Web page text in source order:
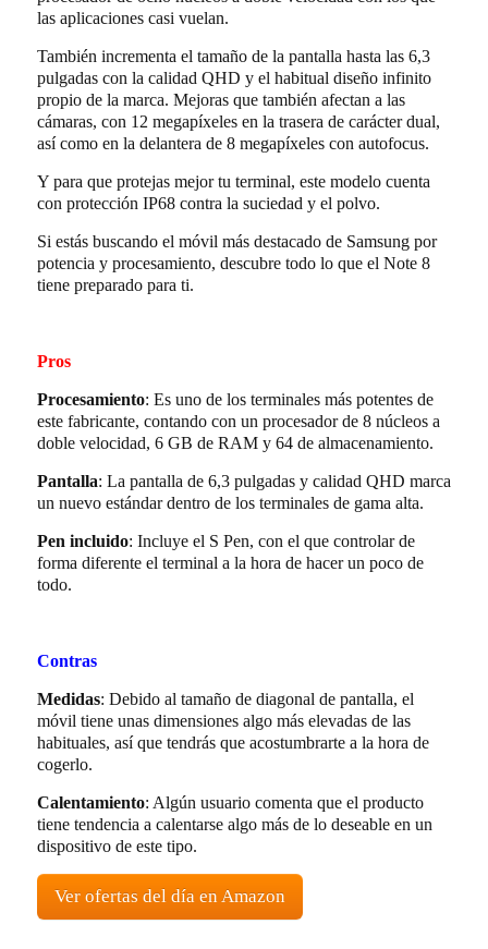
las aplicaciones casi vuelan.
También incrementa el tamaño de la pantalla hasta las 6,3
pulgadas con la calidad QHD y el habitual diseño infinito
propio de la marca. Mejoras que también afectan a las
cámaras, con 12 megapíxeles en la trasera de carácter dual,
así como en la delantera de 8 megapíxeles con autofocus.
Y para que protejas mejor tu terminal, este modelo cuenta
con protección IP68 contra la suciedad y el polvo.
Si estás buscando el móvil más destacado de Samsung por
potencia y procesamiento, descubre todo lo que el Note 8
tiene preparado para ti.
Pros
Procesamiento: Es uno de los terminales más potentes de
este fabricante, contando con un procesador de 8 núcleos a
doble velocidad, 6 GB de RAM y 64 de almacenamiento.
Pantalla: La pantalla de 6,3 pulgadas y calidad QHD marca
un nuevo estándar dentro de los terminales de gama alta.
Pen incluido: Incluye el S Pen, con el que controlar de
forma diferente el terminal a la hora de hacer un poco de
todo.
Contras
Medidas: Debido al tamaño de diagonal de pantalla, el
móvil tiene unas dimensiones algo más elevadas de las
habituales, así que tendrás que acostumbrarte a la hora de
cogerlo.
Calentamiento: Algún usuario comenta que el producto
tiene tendencia a calentarse algo más de lo deseable en un
dispositivo de este tipo.
Ver ofertas del día en Amazon